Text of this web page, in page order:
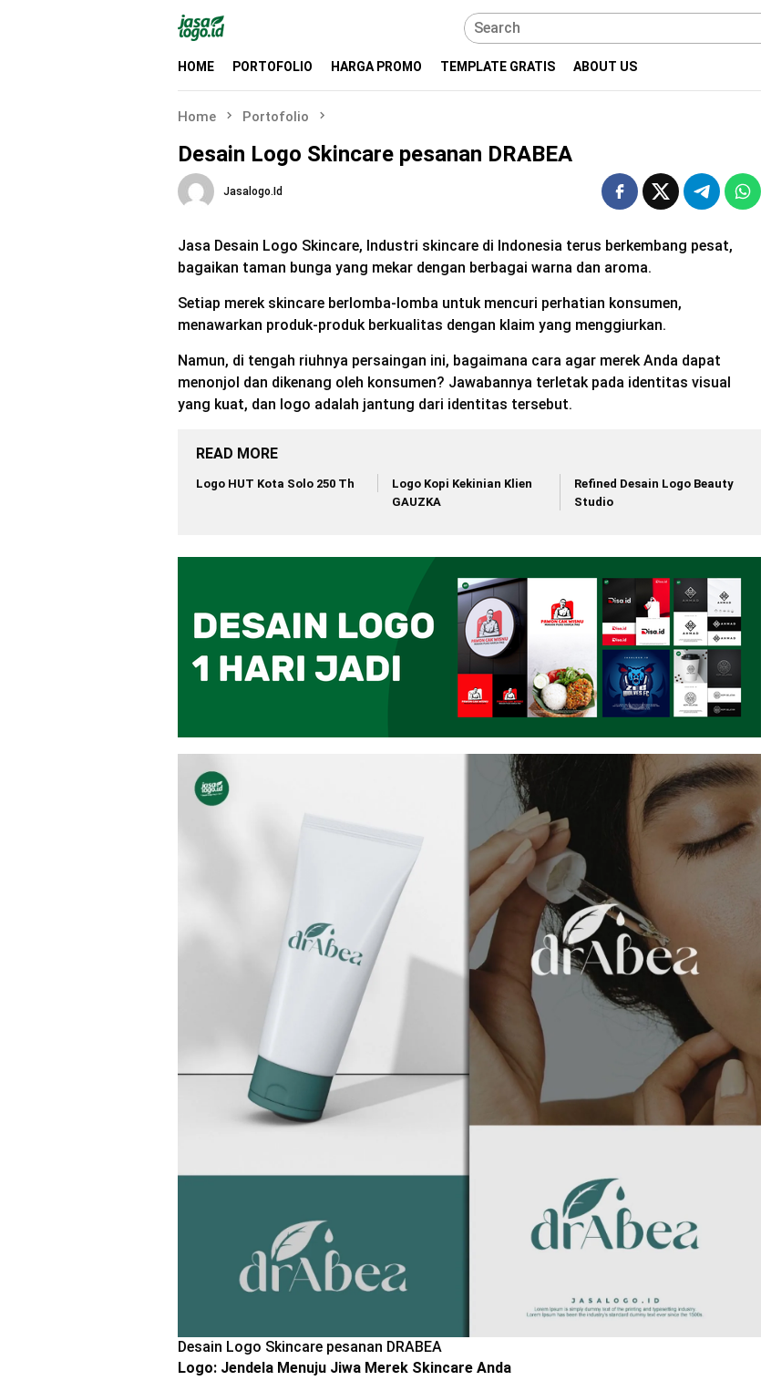
HOME PORTOFOLIO HARGA PROMO TEMPLATE GRATIS ABOUT US
Home Portofolio
Desain Logo Skincare pesanan DRABEA
Jasalogo.id
Jasa Desain Logo Skincare, Industri skincare di Indonesia terus berkembang pesat,
bagaikan taman bunga yang mekar dengan berbagai warna dan aroma.
Setiap merek skincare berlomba-lomba untuk mencuri perhatian konsumen,
menawarkan produk-produk berkualitas dengan klaim yang menggiurkan.
Namun, di tengah riuhnya persaingan ini, bagaimana cara agar merek Anda dapat
menonjol dan dikenang oleh konsumen? Jawabannya terletak pada identitas visual
yang kuat, dan logo adalah jantung dari identitas tersebut.
READ MORE
Logo HUT Kota Solo 250 Th
Logo Kopi Kekinian Klien
GAUZKA
Refined Desain Logo Beauty
Studio
Desain Logo Skincare pesanan DRABEA
Logo: Jendela Menuju Jiwa Merek Skincare Anda